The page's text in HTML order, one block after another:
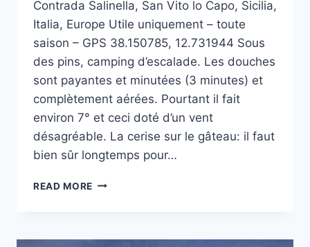
Contrada Salinella, San Vito lo Capo, Sicilia,
Italia, Europe Utile uniquement – toute
saison – GPS 38.150785, 12.731944 Sous
des pins, camping d’escalade. Les douches
sont payantes et minutées (3 minutes) et
complètement aérées. Pourtant il fait
environ 7° et ceci doté d’un vent
désagréable. La cerise sur le gâteau: il faut
bien sûr longtemps pour…
READ MORE CAMPING
CAPO